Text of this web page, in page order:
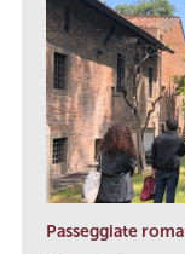
Passeggiate